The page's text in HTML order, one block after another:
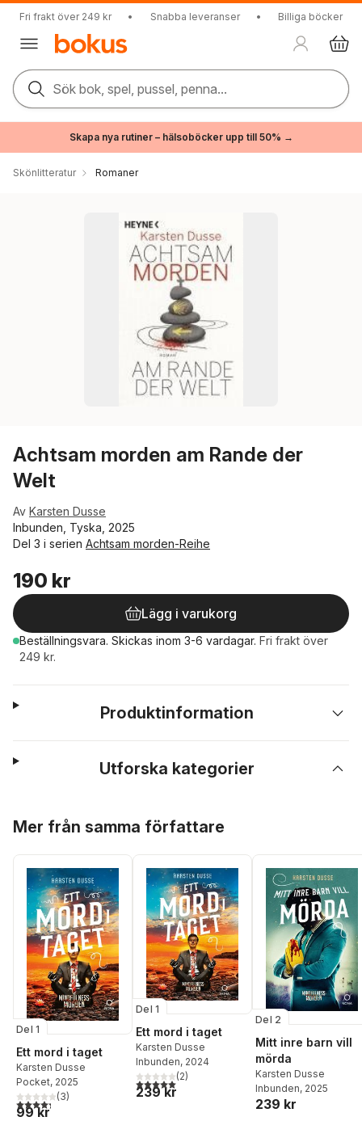
Fri frakt över 249 kr • Snabba leveranser • Billiga böcker
Sök bok, spel, pussel, penna...
Skapa nya rutiner – hälsoböcker upp till 50% →
Skönlitteratur Romaner
Achtsam morden am Rande der
Welt
Av Karsten Dusse
Inbunden, Tyska, 2025
Del 3 i serien Achtsam morden-Reihe
190 kr
Lägg i varukorg
Beställningsvara. Skickas inom 3-6 vardagar. Fri frakt över
249 kr.
Produktinformation
Utforska kategorier
Mer från samma författare
Del 1
Ett mord i taget
Karsten Dusse
Pocket, 2025
4,3utav 5 stjärnor. Totalt antal röster:
(3)
99 kr
Del 1
Ett mord i taget
Karsten Dusse
Inbunden, 2024
5,0utav 5 stjärnor. Totalt antal röster:
(2)
239 kr
Del 2
Mitt inre barn vill
mörda
Karsten Dusse
Inbunden, 2025
239 kr